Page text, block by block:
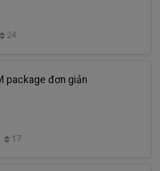
24
package đơn giản
17